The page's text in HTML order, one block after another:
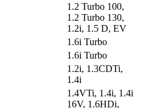
1.2 Turbo 100,
1.2 Turbo 130,
1.2i, 1.5 D, EV
1.6i Turbo
1.6i Turbo
1.2i, 1.3CDTi,
1.4i
1.4VTi, 1.4i, 1.4i
16V, 1.6HDi,